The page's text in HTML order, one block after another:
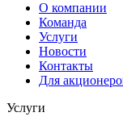
О компании
Команда
Услуги
Новости
Контакты
Для
Услуги